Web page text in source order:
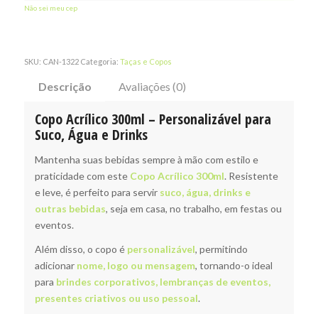
Não sei meu cep
SKU: CAN-1322 Categoria: Taças e Copos
Descrição Avaliações (0)
Copo Acrílico 300ml – Personalizável para
Suco, Água e Drinks
Mantenha suas bebidas sempre à mão com estilo e
praticidade com este Copo Acrílico 300ml. Resistente
e leve, é perfeito para servir suco, água, drinks e
outras bebidas, seja em casa, no trabalho, em festas ou
eventos.
Além disso, o copo é personalizável, permitindo
adicionar nome, logo ou mensagem, tornando-o ideal
para brindes corporativos, lembranças de eventos,
presentes criativos ou uso pessoal.